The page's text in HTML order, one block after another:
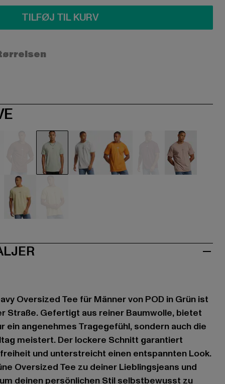
TILFØJ TIL KURV
braun
Oversized Tee für Männer von POD in Grün ist
Straße. Gefertigt aus reiner Baumwolle, bietet
ein angenehmes Tragegefühl, sondern auch die
meistert. Der lockere Schnitt garantiert
und unterstreicht einen entspannten Look.
Oversized Tee zu deiner Lieblingsjeans und
deinen persönlichen Stil selbstbewusst zu